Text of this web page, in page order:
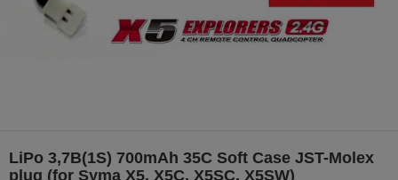
LiPo 3,7В(1S) 700mAh 35C Soft Case JST-Molex
plug (for Syma X5, X5C, X5SC, X5SW)